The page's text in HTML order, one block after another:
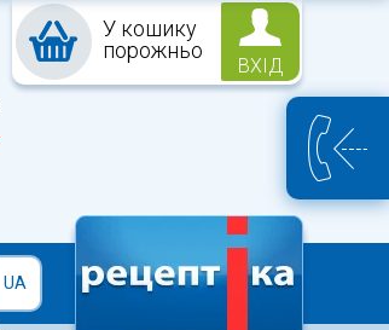
У кошику
порожньо
ВХІД
UA